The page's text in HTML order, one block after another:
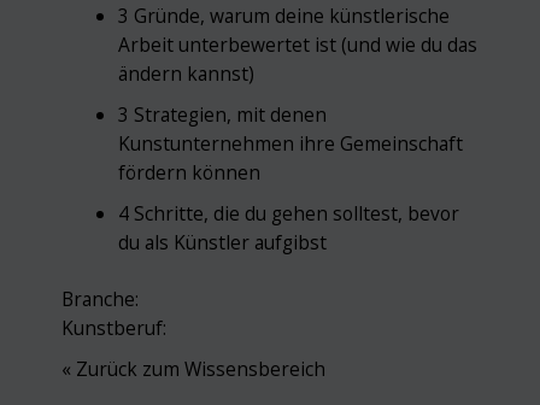
3 Gründe, warum deine künstlerische
Arbeit unterbewertet ist (und wie du das
ändern kannst)
3 Strategien, mit denen
Kunstunternehmen ihre Gemeinschaft
fördern können
4 Schritte, die du gehen solltest, bevor
du als Künstler aufgibst
Branche:
Kunstberuf:
« Zurück zum Wissensbereich